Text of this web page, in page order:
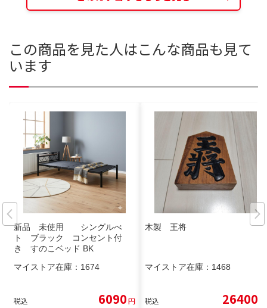
この商品を見た人はこんな商品も見て
います
新品 未使用 シングルべ
ト ブラック コンセント付
き すのこベッド BK
マイストア在庫： 1674
税込 6090円
木製 王将
マイストア在庫： 1468
税込 26400